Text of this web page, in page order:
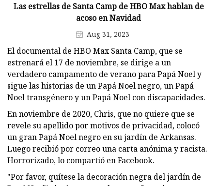
Las estrellas de Santa Camp de HBO Max hablan de
acoso en Navidad
Aug 31, 2023
El documental de HBO Max Santa Camp, que se
estrenará el 17 de noviembre, se dirige a un
verdadero campamento de verano para Papá Noel y
sigue las historias de un Papá Noel negro, un Papá
Noel transgénero y un Papá Noel con discapacidades.
En noviembre de 2020, Chris, que no quiere que se
revele su apellido por motivos de privacidad, colocó
un gran Papá Noel negro en su jardín de Arkansas.
Luego recibió por correo una carta anónima y racista.
Horrorizado, lo compartió en Facebook.
"Por favor, quítese la decoración negra del jardín de